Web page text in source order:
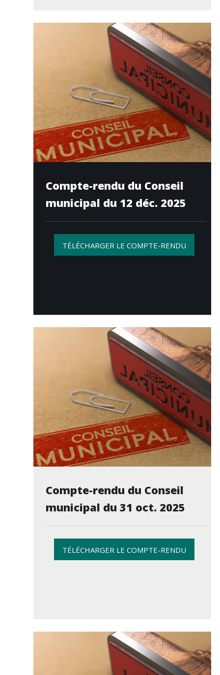
Compte-rendu du Conseil
municipal du 12 déc. 2025
TÉLÉCHARGER LE COMPTE-RENDU
Compte-rendu du Conseil
municipal du 31 oct. 2025
TÉLÉCHARGER LE COMPTE-RENDU